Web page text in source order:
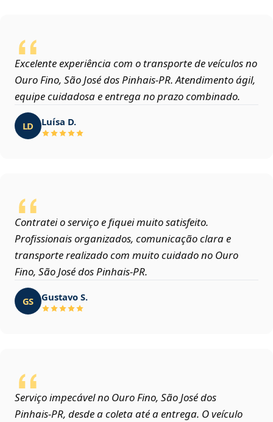
Excelente experiência com o transporte de veículos no
Ouro Fino, São José dos Pinhais‑PR. Atendimento ágil,
equipe cuidadosa e entrega no prazo combinado.
LD Luísa D.
Contratei o serviço e fiquei muito satisfeito.
Profissionais organizados, comunicação clara e
transporte realizado com muito cuidado no Ouro
Fino, São José dos Pinhais‑PR.
GS Gustavo S.
Serviço impecável no Ouro Fino, São José dos
Pinhais‑PR, desde a coleta até a entrega. O veículo